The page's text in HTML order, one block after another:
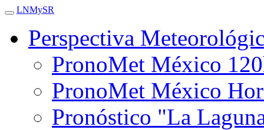
LNMySR
Perspectiva
PronoMet México
PronoMet México
Pronóstico "La